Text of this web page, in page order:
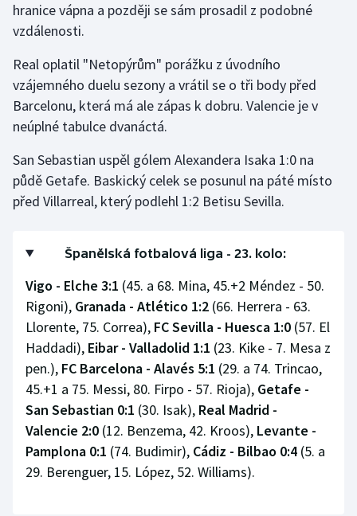
hranice vápna a později se sám prosadil z podobné
vzdálenosti.
Real oplatil "Netopýrům" porážku z úvodního
vzájemného duelu sezony a vrátil se o tři body před
Barcelonu, která má ale zápas k dobru. Valencie je v
neúplné tabulce dvanáctá.
San Sebastian uspěl gólem Alexandera Isaka 1:0 na
půdě Getafe. Baskický celek se posunul na páté místo
před Villarreal, který podlehl 1:2 Betisu Sevilla.
Španělská fotbalová liga - 23. kolo:
Vigo - Elche 3:1 (45. a 68. Mina, 45.+2 Méndez - 50.
Rigoni), Granada - Atlético 1:2 (66. Herrera - 63.
Llorente, 75. Correa), FC Sevilla - Huesca 1:0 (57. El
Haddadi), Eibar - Valladolid 1:1 (23. Kike - 7. Mesa z
pen.), FC Barcelona - Alavés 5:1 (29. a 74. Trincao,
45.+1 a 75. Messi, 80. Firpo - 57. Rioja), Getafe -
San Sebastian 0:1 (30. Isak), Real Madrid -
Valencie 2:0 (12. Benzema, 42. Kroos), Levante -
Pamplona 0:1 (74. Budimir), Cádiz - Bilbao 0:4 (5. a
29. Berenguer, 15. López, 52. Williams).